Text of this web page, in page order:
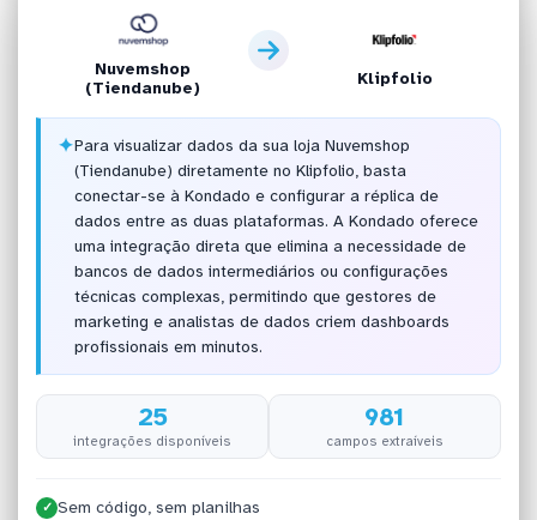
Nuvemshop
(Tiendanube)
Klipfolio
✦Para visualizar dados da sua loja Nuvemshop
(Tiendanube) diretamente no Klipfolio, basta
conectar-se à Kondado e configurar a réplica de
dados entre as duas plataformas. A Kondado oferece
uma integração direta que elimina a necessidade de
bancos de dados intermediários ou configurações
técnicas complexas, permitindo que gestores de
marketing e analistas de dados criem dashboards
profissionais em minutos.
25
integrações disponíveis
981
campos extraíveis
✓ Sem código, sem planilhas